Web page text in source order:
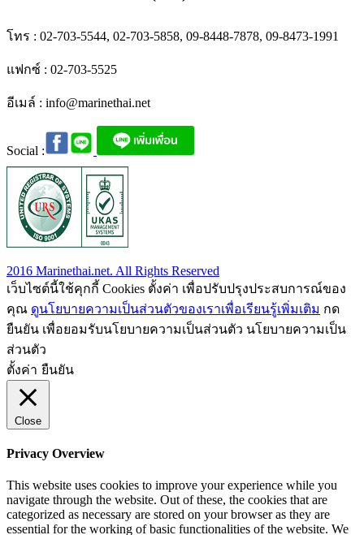
โทร : 02-703-5544, 02-703-5858, 09-8448-7878, 09-8473-1991
แฟกซ์ : 02-703-5525
อีเมล์ : info@marinethai.net
Social :
2016 Marinethai.net. All Rights Reserved
เว็บไซต์นี้ใช้คุกกี้ Cookies ตั้งค่า เพื่อปรับปรุงประสบการณ์ของ
คุณ ดูนโยบายความเป็นส่วนตัวของเราเพื่อเรียนรู้เพิ่มเติม กด
ยืนยัน เพื่อยอมรับนโยบายความเป็นส่วนตัว นโยบายความเป็น
ส่วนตัว
ตั้งค่า ยืนยัน
Close
Privacy Overview
This website uses cookies to improve your experience while you
navigate through the website. Out of these, the cookies that are
categorized as necessary are stored on your browser as they are
essential for the working of basic functionalities of the website. We